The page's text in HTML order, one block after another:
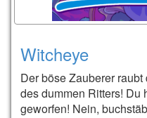
Witcheye
Der böse Zauberer
des dummen Ritters! Du
geworfen! Nein,